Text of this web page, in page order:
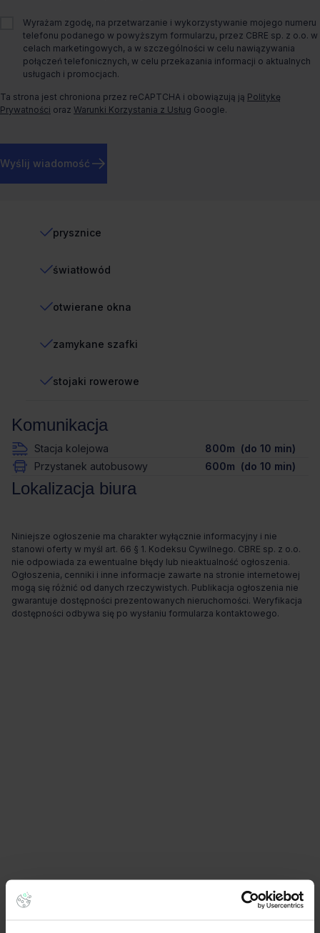
Więcej informacji
Certyfikaty
parkingowych
prysznice
światłowód
otwierane okna
zamykane szafki
stojaki rowerowe
Komunikacja
Stacja kolejowa
800m (do 10 min)
Przystanek autobusowy
600m (do 10 min)
Lokalizacja biura
Niniejsze ogłoszenie ma charakter wyłącznie informacyjny i nie
stanowi oferty w myśl art. 66 § 1. Kodeksu Cywilnego. CBRE sp. z o.o.
nie odpowiada za ewentualne błędy lub nieaktualność ogłoszenia.
Ogłoszenia, cenniki i inne informacje zawarte na stronie internetowej
mogą się różnić od danych rzeczywistych. Publikacja ogłoszenia nie
gwarantuje dostępności prezentowanych nieruchomości. Weryfikacja
dostępności odbywa się po wysłaniu formularza kontaktowego.
Wyrażam zgodę, na przetwarzanie i wykorzystywanie mojego numeru
telefonu podanego w powyższym formularzu, przez CBRE sp. z o.o. w
celach marketingowych, a w szczególności w celu nawiązywania
połączeń telefonicznych, w celu przekazania informacji o aktualnych
usługach i promocjach.
Ta strona jest chroniona przez reCAPTCHA i obowiązują ją Politykę
Prywatności oraz Warunki Korzystania z Usług Google.
Wyślij wiadomość